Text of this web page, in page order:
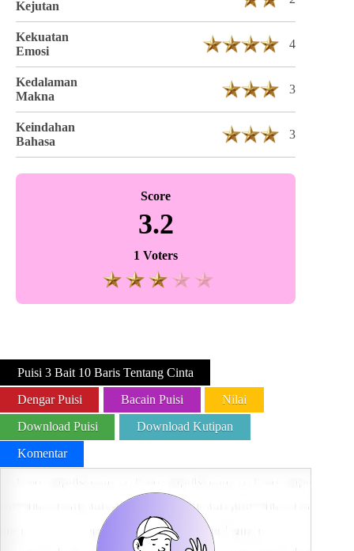
Kejutan
Kekuatan
Emosi
4
Kedalaman
Makna
3
Keindahan
Bahasa
3
Score
3.2
1 Voters
Puisi 3 Bait 10 Baris Tentang Cinta
Dengar Puisi Bacain Puisi Nilai
Download Puisi Download Kutipan
Komentar